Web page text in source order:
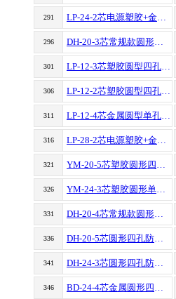
291 LP-24-2芯电源塑胶+金属圆型单孔防水航空插头连接器
296 DH-20-3芯常规款圆形四孔防水航空插头连接器
301 LP-12-3芯塑胶圆型四孔防水航空插头连接器
306 LP-12-2芯塑胶圆型四孔防水航空插头连接器
311 LP-12-4芯金属圆型单孔防水航空插头连接器
316 LP-28-2芯电源塑胶+金属圆型四孔防水航空插头连接器
321 YM-20-5芯塑胶圆形四孔防水航空插头连接器
326 YM-24-3芯塑胶圆形单孔防水航空插头连接器
331 DH-20-4芯常规款圆形四孔防水航空插头连接器
336 DH-20-5芯圆形四孔防水航空插头连接器加隔栏
341 DH-24-3芯圆形四孔防水航空插头连接器加隔栏
346 BD-24-4芯金属圆形四孔防水航空插头连接器